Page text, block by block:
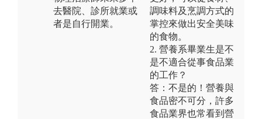
去醫院、診所就業或
者是自行開業。
調味料及烹調方式的
掌控來做出安全美味
的食物。
2. 營養系畢業生是不
是不適合從事食品業
的工作？
答：不是的！營養與
食品密不可分，許多
食品業界也常看到營